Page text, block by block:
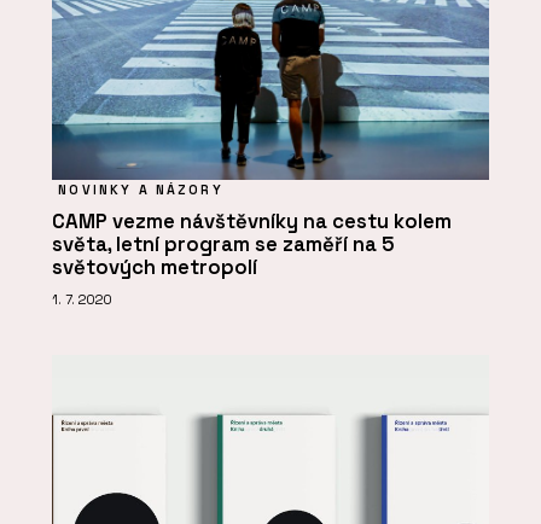
NOVINKY A NÁZORY
CAMP vezme návštěvníky na cestu kolem
světa, letní program se zaměří na 5
světových metropolí
1. 7. 2020